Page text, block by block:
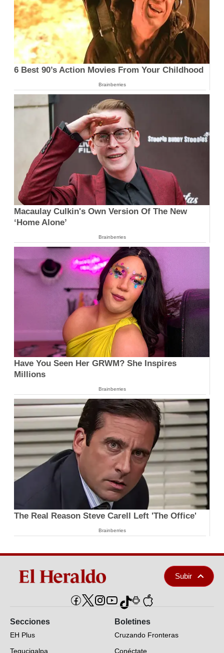
6 Best 90’s Action Movies From Your Childhood
Brainberries
Macaulay Culkin's Own Version Of The New
‘Home Alone’
Brainberries
Have You Seen Her GRWM? She Inspires
Millions
Brainberries
The Real Reason Steve Carell Left 'The Office'
Brainberries
Subir
Secciones
EH Plus
Tegucigalpa
Boletines
Cruzando Fronteras
Conéctate